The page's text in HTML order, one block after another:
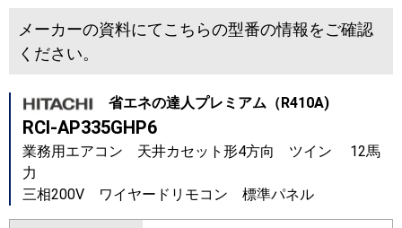
メーカーの資料にてこちらの型番の情報をご確認
ください。
省エネの達人プレミアム（R410A)
RCI-AP335GHP6
業務用エアコン 天井カセット形4方向 ツイン 12馬
力
三相200V ワイヤードリモコン 標準パネル